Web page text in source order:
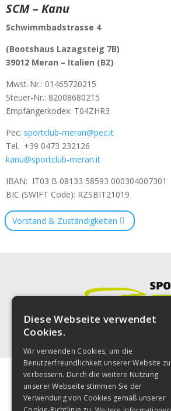
SCM – Kanu
Schwimmbadstrasse 4
(Bootshaus Lazagsteig 7B)
39012 Meran – Italien (BZ)
Mwst-Nr.: 01465720215
Steuer-Nr.: 82008680215
Empfängerkodex: T04ZHR3
Pec: sportclub-meran@pec.it
Tel. +39 0473 232126
kanu@sportclub-meran.it
IBAN: IT03 B 08133 58593 000304007301
BIC (SWIFT Code): RZSBIT21019
Vorstand & Zuständigkeiten
Diese Webseite verwendet
Cookies.
Wir verwenden Cookies, um die
Benutzerfreundlichkeit unserer Website zu
verbessern. Durch die weitere Nutzung
unserer Webseite stimmen Sie der
Verwendung von Cookies gemäß unserer